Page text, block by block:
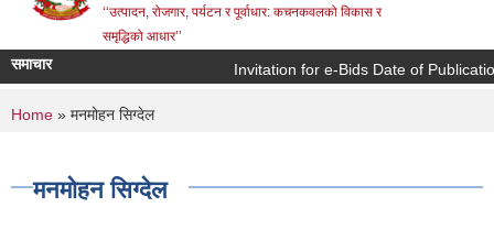
‘‘उत्पादन, रोजगार, पर्यटन र पूर्वाधार: कचनकवलको विकास र
समृद्धिको आधार’’
समाचार Invitation for e-Bids Date of
You are here
Home » मनमोहन सिग्देल
मनमोहन सिग्देल